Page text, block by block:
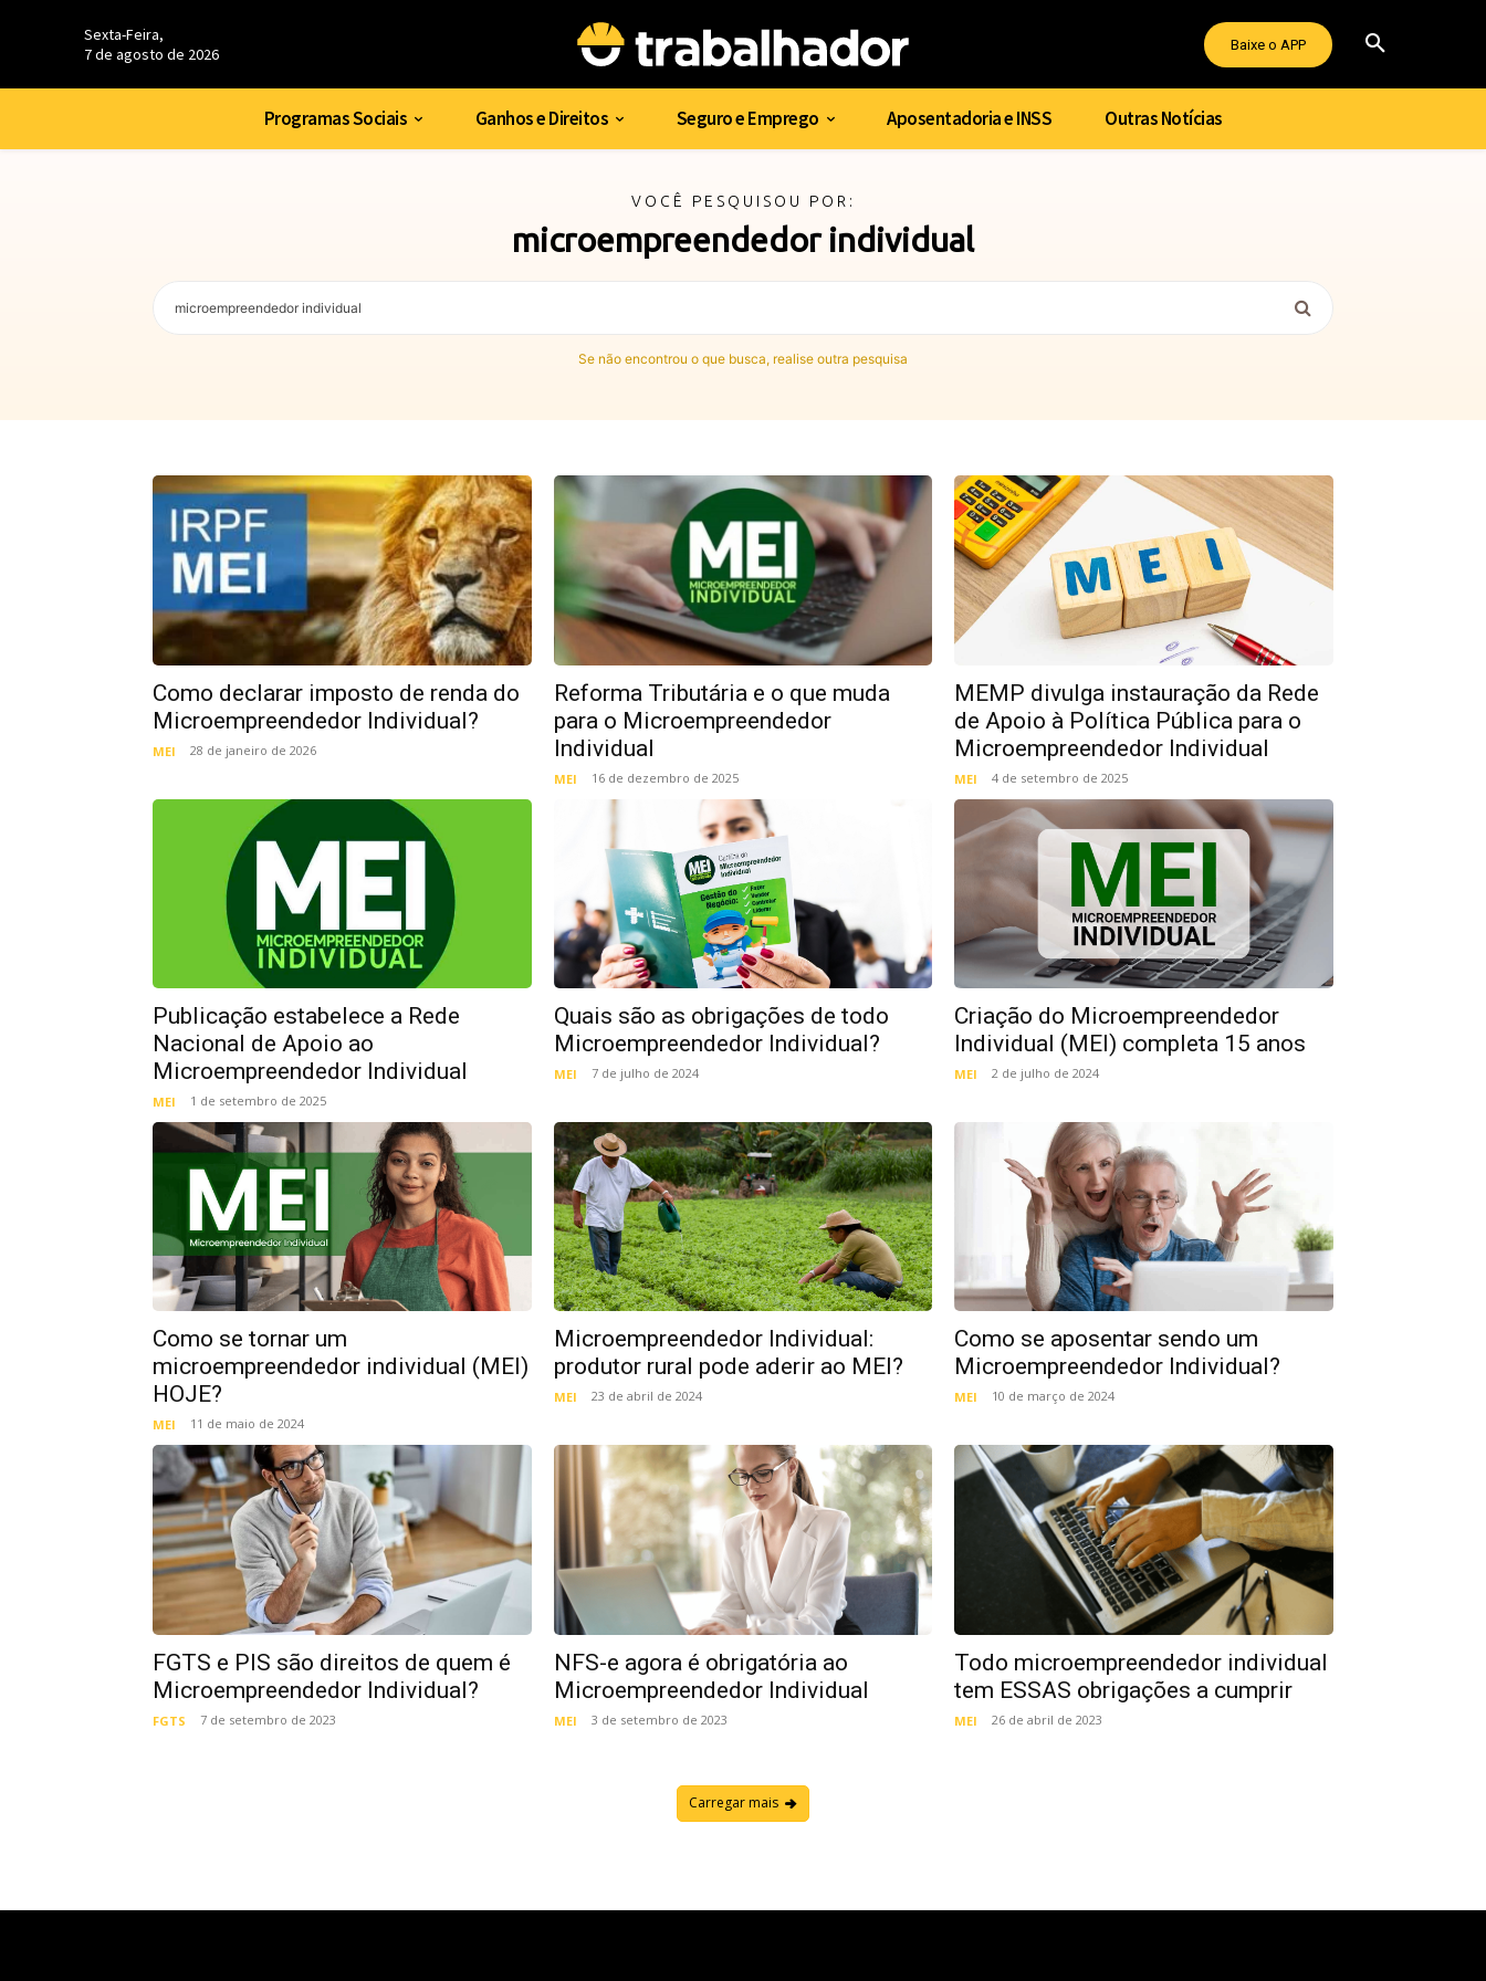
Sexta-Feira,
7 de agosto de 2026
Baixe o APP
Programas Sociais Ganhos e Direitos Seguro e Emprego Aposentadoria e INSS Outras Notícias
VOCÊ PESQUISOU POR:
microempreendedor individual
Se não encontrou o que busca, realise outra pesquisa
Como declarar imposto de renda do
Microempreendedor Individual?
MEI 28 de janeiro de 2026
Reforma Tributária e o que muda
para o Microempreendedor
Individual
MEI 16 de dezembro de 2025
MEMP divulga instauração da Rede
de Apoio à Política Pública para o
Microempreendedor Individual
MEI 4 de setembro de 2025
Publicação estabelece a Rede
Nacional de Apoio ao
Microempreendedor Individual
MEI 1 de setembro de 2025
Quais são as obrigações de todo
Microempreendedor Individual?
MEI 7 de julho de 2024
Criação do Microempreendedor
Individual (MEI) completa 15 anos
MEI 2 de julho de 2024
Como se tornar um
microempreendedor individual (MEI)
HOJE?
MEI 11 de maio de 2024
Microempreendedor Individual:
produtor rural pode aderir ao MEI?
MEI 23 de abril de 2024
Como se aposentar sendo um
Microempreendedor Individual?
MEI 10 de março de 2024
FGTS e PIS são direitos de quem é
Microempreendedor Individual?
FGTS 7 de setembro de 2023
NFS-e agora é obrigatória ao
Microempreendedor Individual
MEI 3 de setembro de 2023
Todo microempreendedor individual
tem ESSAS obrigações a cumprir
MEI 26 de abril de 2023
Carregar mais